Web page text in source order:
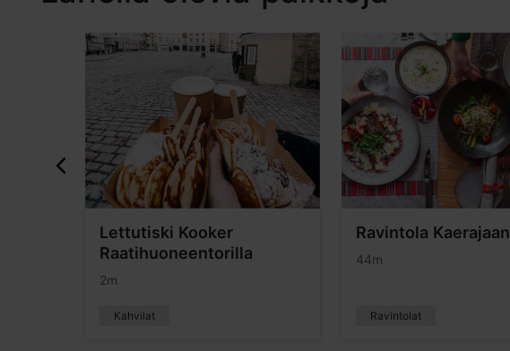
Lettutiski Kooker
Raatihuoneentorilla
2m
Kahvilat
Ravintola Kaerajaan
44m
Ravintolat